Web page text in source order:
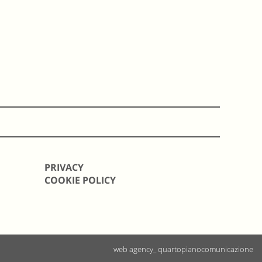
PRIVACY
COOKIE POLICY
web agency_ quartopianocomunicazione